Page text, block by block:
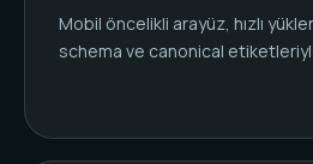
Mobil öncelikli arayüz, hızlı
schema ve canonical etiketleriyle